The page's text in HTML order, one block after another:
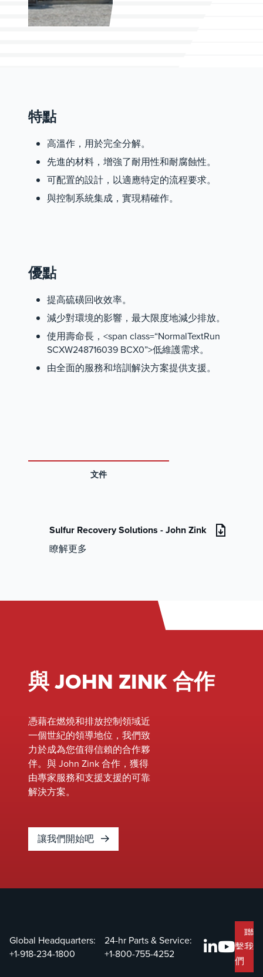
特點
高溫作，用於完全分解。
先進的材料，增強了耐用性和耐腐蝕性。
可配置的設計，以適應特定的流程要求。
與控制系統集成，實現精確作。
優點
提高硫磺回收效率。
減少對環境的影響，最大限度地減少排放。
使用壽命長，<span class=“NormalTextRun
SCXW248716039 BCX0”>低維護需求。
由全面的服務和培訓解決方案提供支援。
文件
Sulfur Recovery Solutions - John Zink
瞭解更多
與 JOHN ZINK 合作
憑藉在燃燒和排放控制領域近
一個世紀的領導地位，我們致
力於成為您值得信賴的合作夥
伴。與 John Zink 合作，獲得
由專家服務和支援支援的可靠
解決方案。
讓我們開始吧
Global Headquarters:
+1-918-234-1800
24-hr Parts & Service:
+1-800-755-4252
聯
繫我
們